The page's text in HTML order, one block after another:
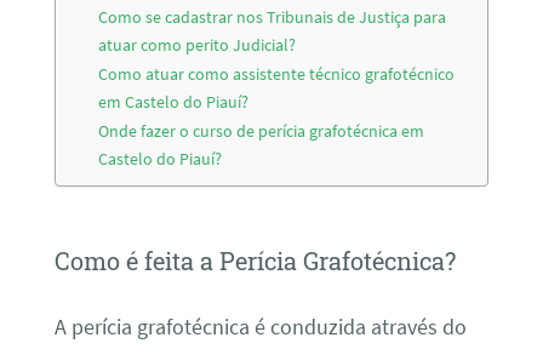
Como se cadastrar nos Tribunais de Justiça para
atuar como perito Judicial?
Como atuar como assistente técnico grafotécnico
em Castelo do Piauí?
Onde fazer o curso de perícia grafotécnica em
Castelo do Piauí?
Como é feita a Perícia Grafotécnica?
A perícia grafotécnica é conduzida através do